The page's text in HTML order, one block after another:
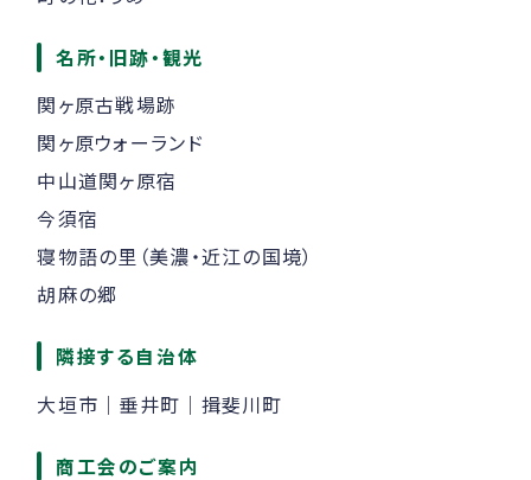
名所・旧跡・観光
関ヶ原古戦場跡
関ヶ原ウォーランド
中山道関ヶ原宿
今須宿
寝物語の里（美濃・近江の国境）
胡麻の郷
隣接する自治体
大垣市｜垂井町｜揖斐川町
商工会のご案内